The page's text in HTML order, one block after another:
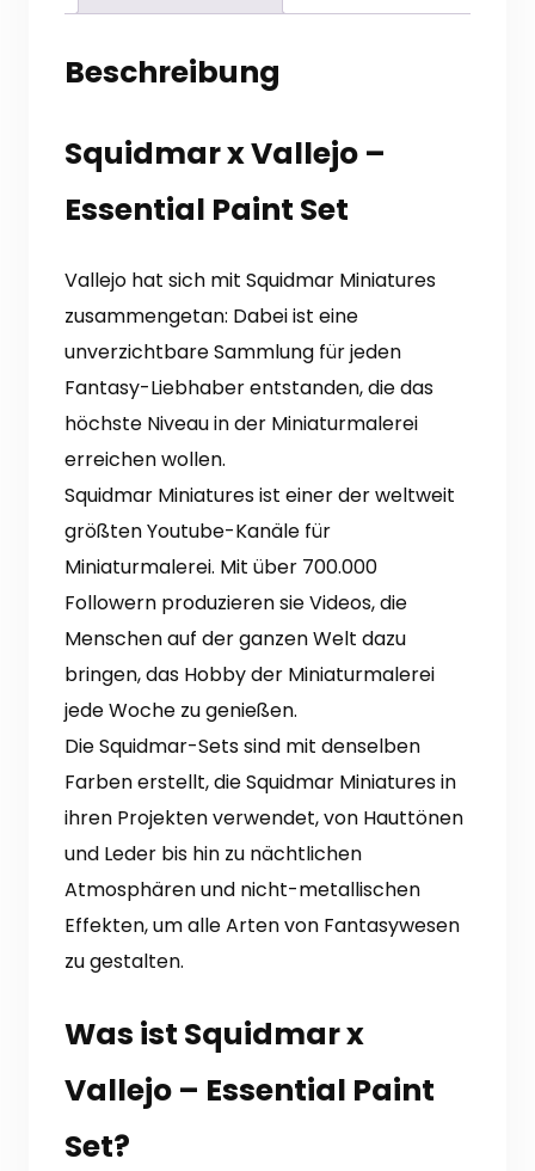
Beschreibung
Squidmar x Vallejo –
Essential Paint Set
Vallejo hat sich mit Squidmar Miniatures
zusammengetan: Dabei ist eine
unverzichtbare Sammlung für jeden
Fantasy-Liebhaber entstanden, die das
höchste Niveau in der Miniaturmalerei
erreichen wollen.
Squidmar Miniatures ist einer der weltweit
größten Youtube-Kanäle für
Miniaturmalerei. Mit über 700.000
Followern produzieren sie Videos, die
Menschen auf der ganzen Welt dazu
bringen, das Hobby der Miniaturmalerei
jede Woche zu genießen.
Die Squidmar-Sets sind mit denselben
Farben erstellt, die Squidmar Miniatures in
ihren Projekten verwendet, von Hauttönen
und Leder bis hin zu nächtlichen
Atmosphären und nicht-metallischen
Effekten, um alle Arten von Fantasywesen
zu gestalten.
Was ist Squidmar x
Vallejo – Essential Paint
Set?